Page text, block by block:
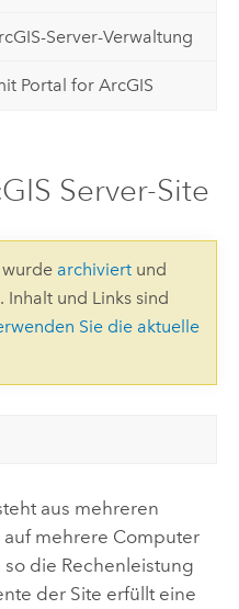
Server-Verwaltung
Portal for ArcGIS
Server-Site
archiviertund
und Links sind
Sie die aktuelle
aus mehreren
mehrere Computer
die Rechenleistung
der Site erfüllt eine